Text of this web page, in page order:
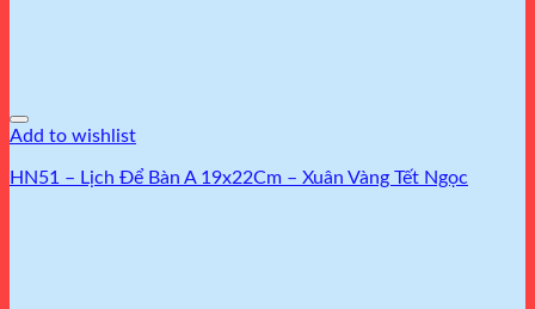
Add to wishlist
HN51 – Lịch Để Bàn A 19x22Cm – Xuân Vàng Tết Ngọc